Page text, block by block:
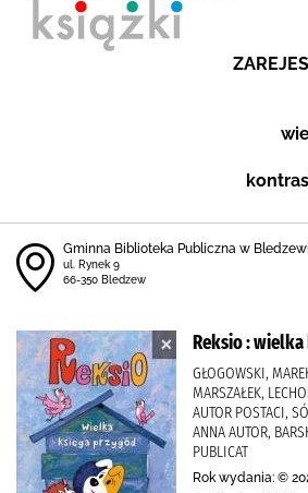
Gminna Biblioteka Publiczna w
ul. Rynek 9
66-350 Bledzew
Reksio :
GŁOGOWSKI,
MARSZAŁEK,
AUTOR POSTACI,
ANNA AUTOR,
PUBLICAT
Rok wydania: ©